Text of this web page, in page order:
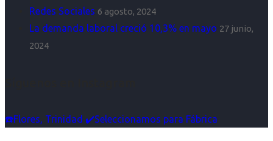
Redes Sociales 6 agosto, 2024
La demanda laboral creció 10,3% en mayo 27 junio,
2024
☎️Flores, Trinidad ✔️Seleccionamos para Fábrica